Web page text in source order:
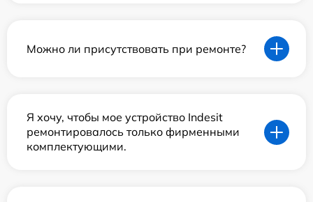
Можно ли присутствовать при ремонте?
Я хочу, чтобы мое устройство Indesit
ремонтировалось только фирменными
комплектующими.